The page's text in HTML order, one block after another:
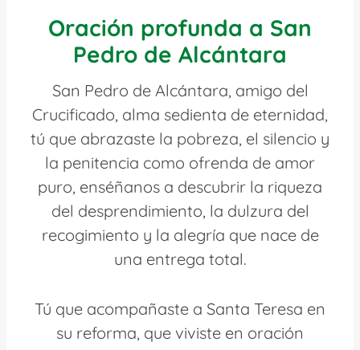
Oración profunda a San
Pedro de Alcántara
San Pedro de Alcántara, amigo del
Crucificado, alma sedienta de eternidad,
tú que abrazaste la pobreza, el silencio y
la penitencia como ofrenda de amor
puro, enséñanos a descubrir la riqueza
del desprendimiento, la dulzura del
recogimiento y la alegría que nace de
una entrega total.
Tú que acompañaste a Santa Teresa en
su reforma, que viviste en oración